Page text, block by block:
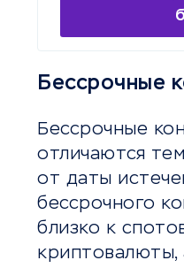
Бессрочные
Бессрочные
отличаются
от даты
бессрочного
близко к
криптовалюты,